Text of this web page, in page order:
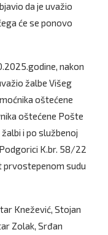
da je uvažio
će se ponovo
nakon
žalbe Višeg
oštećene
oštećene Pošte
i po službenoj
K.br. 58/22
prvostepenom sudu
Knežević, Stojan
Zolak, Srđan